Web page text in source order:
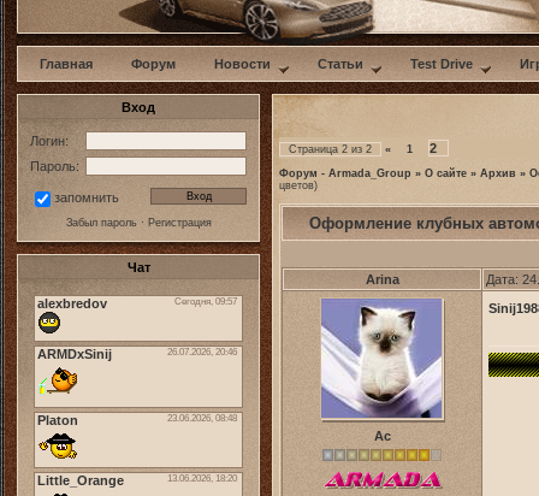
Главная Форум Новости Статьи Test Drive
Вход
Логин:
Пароль:
запомнить
Забыл пароль· Регистрация
Чат
Страница 2 из 2 « 1 2
Форум - Armada_Group » О сайте » Архив »
цветов)
Оформление клубных
Arina Дата:
Ас